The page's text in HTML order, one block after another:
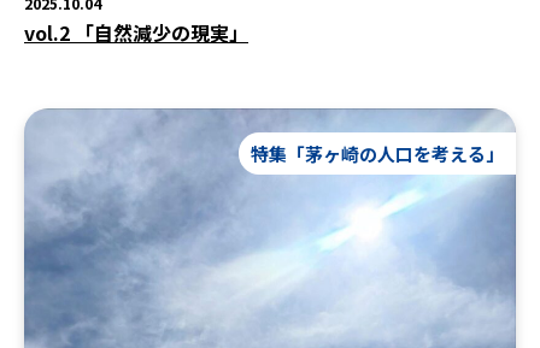
vol.2 「自然減少の現実」
特集「茅ヶ崎の人口を考える」